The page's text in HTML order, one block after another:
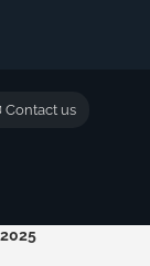
Contact us